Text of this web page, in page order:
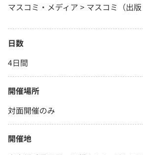
マスコミ・メディア > マスコミ（出版
日数
4日間
開催場所
対面開催のみ
開催地